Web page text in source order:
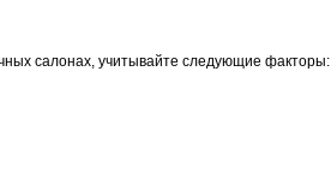
салонах, учитывайте следующие факторы: